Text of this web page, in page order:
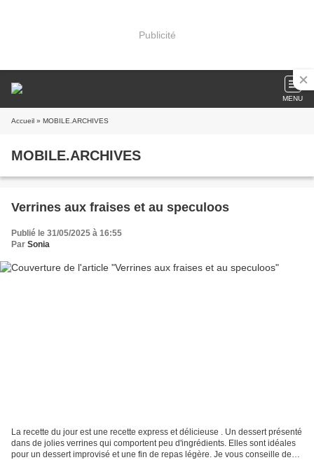
Publicité
MENU
Accueil » MOBILE.ARCHIVES
MOBILE.ARCHIVES
Verrines aux fraises et au speculoos
Publié le 31/05/2025 à 16:55
Par Sonia
La recette du jour est une recette express et délicieuse . Un dessert présenté
dans de jolies verrines qui comportent peu d'ingrédients. Elles sont idéales
pour un dessert improvisé et une fin de repas légère. Je vous conseille de